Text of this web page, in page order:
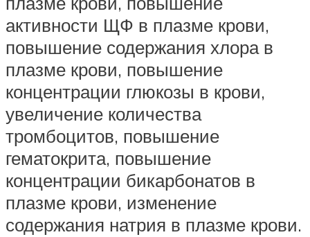
активности ЩФ в плазме крови,
повышение содержания хлора в
плазме крови, повышение
концентрации глюкозы в крови,
увеличение количества
тромбоцитов, повышение
гематокрита, повышение
концентрации бикарбонатов в
плазме крови, изменение
содержания натрия в плазме крови.